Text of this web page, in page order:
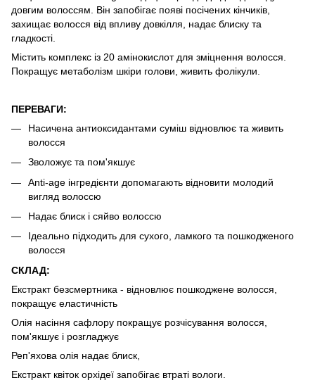
довгим волоссям. Він запобігає появі посічених кінчиків,
захищає волосся від впливу довкілля, надає блиску та
гладкості.
Містить комплекс із 20 амінокислот для зміцнення волосся.
Покращує метаболізм шкіри голови, живить фолікули.
ПЕРЕВАГИ:
Насичена антиоксидантами суміш відновлює та живить
волосся
Зволожує та пом'якшує
Anti-age інгредієнти допомагають відновити молодий
вигляд волоссю
Надає блиск і сяйво волоссю
Ідеально підходить для сухого, ламкого та пошкодженого
волосся
СКЛАД:
Екстракт безсмертника - відновлює пошкоджене волосся,
покращує еластичність
Олія насіння сафлору покращує розчісування волосся,
пом'якшує і розгладжує
Реп'яхова олія надає блиск,
Екстракт квіток орхідеї запобігає втраті вологи.